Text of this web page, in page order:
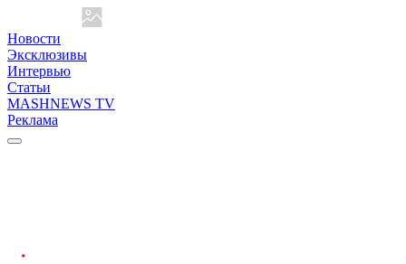
Новости
Эксклюзивы
Интервью
Статьи
MASHNEWS TV
Реклама